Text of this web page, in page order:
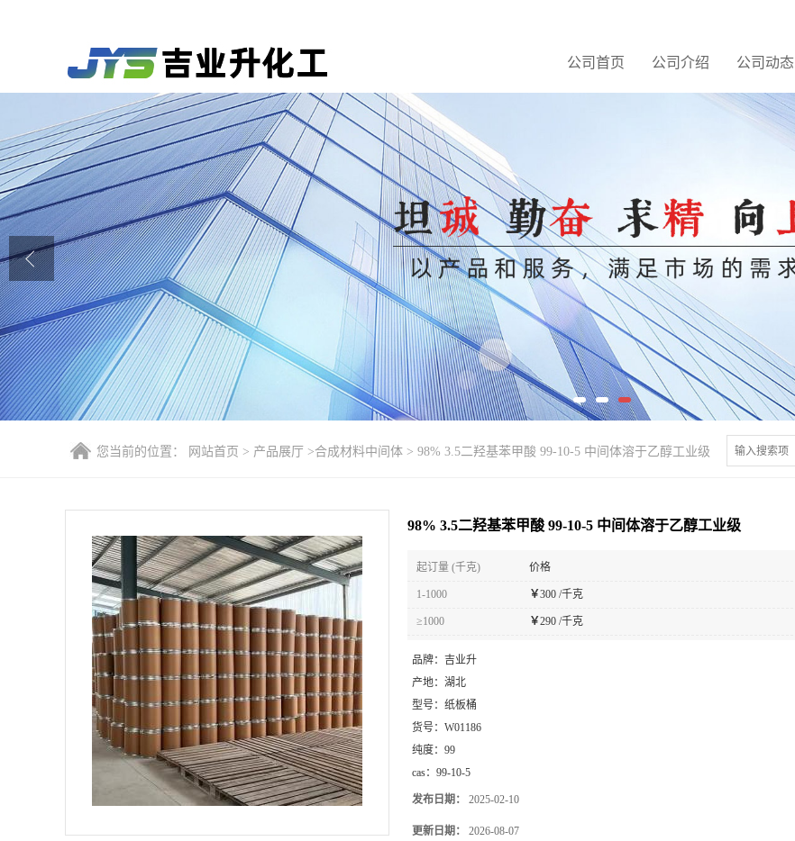
公司首页 公司介绍 公司动态
公司首页
公司动态
产品展厅
证书荣誉
联系方式
在线留言
您当前的位置： 网站首页 > 产品展厅 >合成材料中间体 > 98% 3.5二羟基苯甲酸 99-10-5 中间体溶于乙醇工业级
98% 3.5二羟基苯甲酸 99-10-5 中间体溶于乙醇工业级
起订量 (千克) 价格
1-1000 ￥300 /千克
≥1000 ￥290 /千克
品牌： 吉业升
产地： 湖北
型号： 纸板桶
货号： W01186
纯度： 99
cas： 99-10-5
发布日期： 2025-02-10
更新日期： 2026-08-07